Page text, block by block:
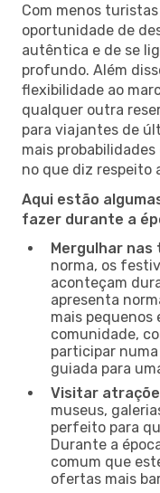
Com menos
oportunidade de
autêntica e de se
profundo. Além
flexibilidade ao
qualquer outra
para viajantes de
mais
no que diz respeito
Aqui estão
fazer durante a
Mergulhar nas
norma, os
aconteçam
apresenta
mais pequenos
comunidade,
participar
guiada para
Visitar
museus,
perfeito para
Durante a
comum que
ofertas mais